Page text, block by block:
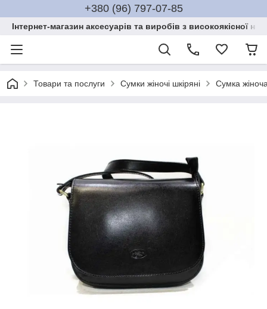
+380 (96) 797-07-85
Інтернет-магазин аксесуарів та виробів з високоякісної
Товари та послуги Сумки жіночі шкіряні Сумка